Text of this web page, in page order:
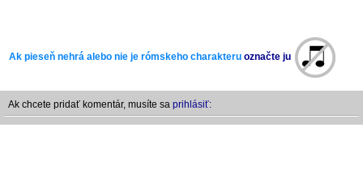
Ak pieseň nehrá alebo nie je rómskeho charakteru označte ju
Ak chcete pridať komentár, musíte sa prihlásiť: